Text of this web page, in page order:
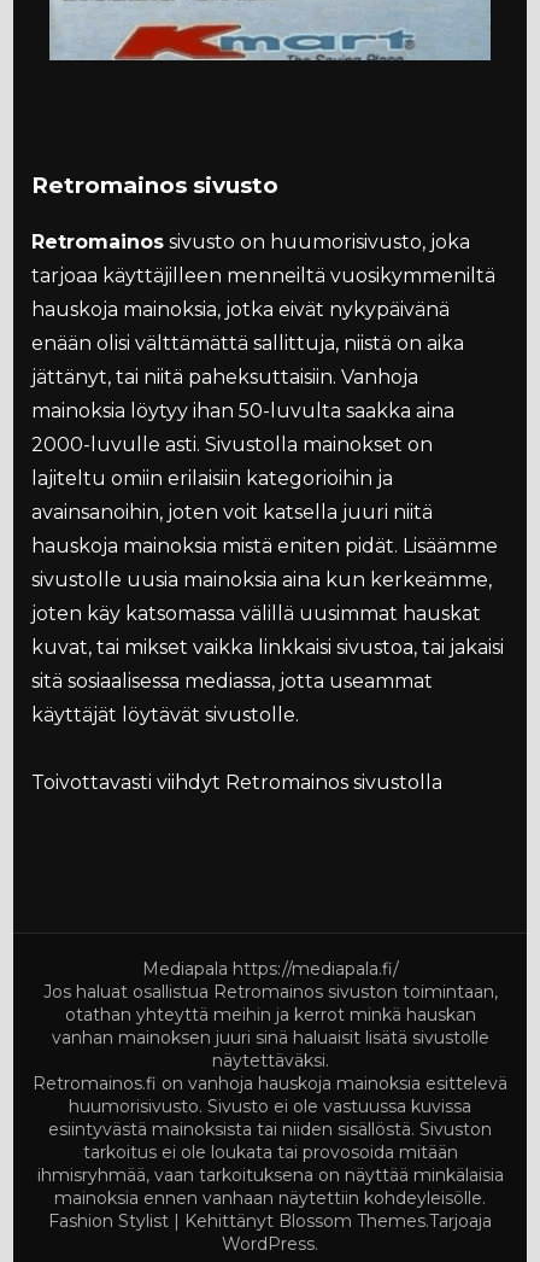
Retromainos sivusto
Retromainos sivusto on huumorisivusto, joka
tarjoaa käyttäjilleen menneiltä vuosikymmeniltä
hauskoja mainoksia, jotka eivät nykypäivänä
enään olisi välttämättä sallittuja, niistä on aika
jättänyt, tai niitä paheksuttaisiin. Vanhoja
mainoksia löytyy ihan 50-luvulta saakka aina
2000-luvulle asti. Sivustolla mainokset on
lajiteltu omiin erilaisiin kategorioihin ja
avainsanoihin, joten voit katsella juuri niitä
hauskoja mainoksia mistä eniten pidät. Lisäämme
sivustolle uusia mainoksia aina kun kerkeämme,
joten käy katsomassa välillä uusimmat hauskat
kuvat, tai mikset vaikka linkkaisi sivustoa, tai jakaisi
sitä sosiaalisessa mediassa, jotta useammat
käyttäjät löytävät sivustolle.
Toivottavasti viihdyt Retromainos sivustolla
Mediapala https://mediapala.fi/
Jos haluat osallistua Retromainos sivuston toimintaan,
otathan yhteyttä meihin ja kerrot minkä hauskan
vanhan mainoksen juuri sinä haluaisit lisätä sivustolle
näytettäväksi.
Retromainos.fi on vanhoja hauskoja mainoksia esittelevä
huumorisivusto. Sivusto ei ole vastuussa kuvissa
esiintyvästä mainoksista tai niiden sisällöstä. Sivuston
tarkoitus ei ole loukata tai provosoida mitään
ihmisryhmää, vaan tarkoituksena on näyttää minkälaisia
mainoksia ennen vanhaan näytettiin kohdeyleisölle.
Fashion Stylist | Kehittänyt Blossom Themes.Tarjoaja
WordPress.